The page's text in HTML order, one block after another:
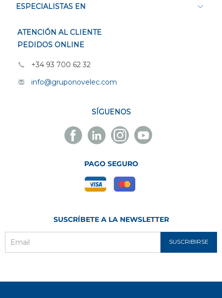
ESPECIALISTAS EN
ATENCIÓN AL CLIENTE
PEDIDOS ONLINE
+34 93 700 62 32
info@gruponovelec.com
SÍGUENOS
Facebook
Novelec
Linkedin
Novelec
Instagram
Novelec
Youtube
Novelec
PAGO SEGURO
SUSCRÍBETE A LA NEWSLETTER
SUSCRIBIRSE